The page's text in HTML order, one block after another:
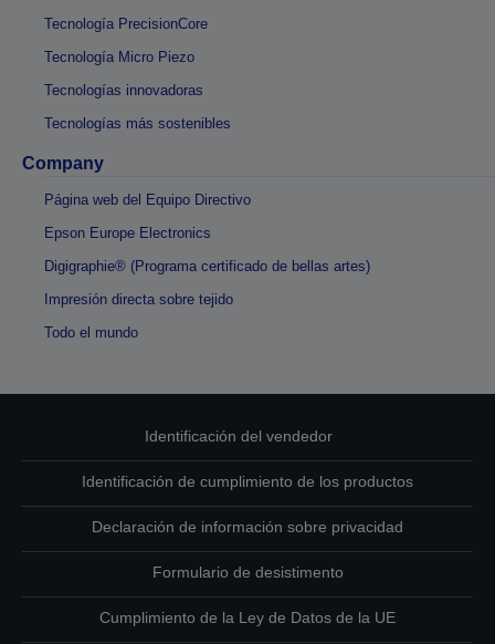
Tecnología PrecisionCore
Tecnología Micro Piezo
Tecnologías innovadoras
Tecnologías más sostenibles
Company
Página web del Equipo Directivo
Epson Europe Electronics
Digigraphie® (Programa certificado de bellas artes)
Impresión directa sobre tejido
Todo el mundo
Identificación del vendedor
Identificación de cumplimiento de los productos
Declaración de información sobre privacidad
Formulario de desistimento
Cumplimiento de la Ley de Datos de la UE